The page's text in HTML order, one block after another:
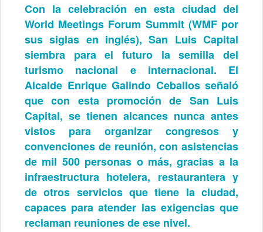
Con la celebración en esta ciudad del
World Meetings Forum Summit (WMF por
sus siglas en inglés), San Luis Capital
siembra para el futuro la semilla del
turismo nacional e internacional. El
Alcalde Enrique Galindo Ceballos señaló
que con esta promoción de San Luis
Capital, se tienen alcances nunca antes
vistos para organizar congresos y
convenciones de reunión, con asistencias
de mil 500 personas o más, gracias a la
infraestructura hotelera, restaurantera y
de otros servicios que tiene la ciudad,
capaces para atender las exigencias que
reclaman reuniones de ese nivel.